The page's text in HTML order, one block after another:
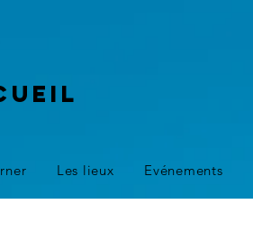
Les lieux Evénements